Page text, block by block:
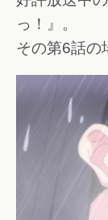
っ！』。
その第6話の